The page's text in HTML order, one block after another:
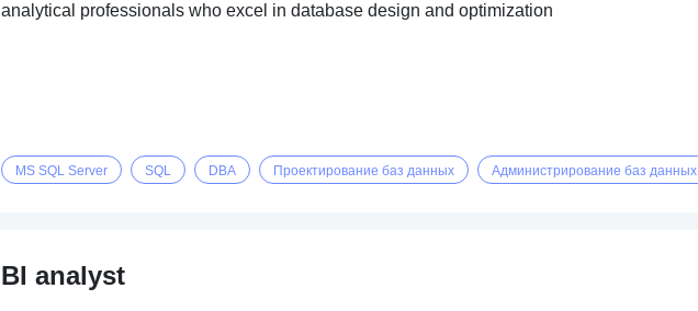
analytical professionals who excel in database design and optimization
MS SQL Server SQL DBA Проектирование баз данных Администрирование баз данных
BI analyst